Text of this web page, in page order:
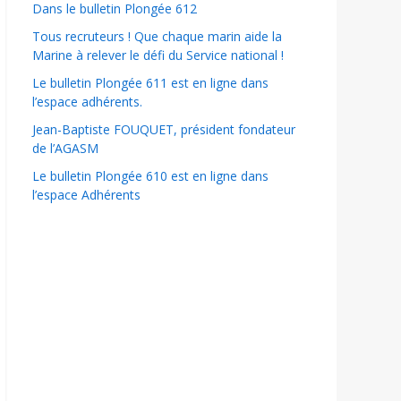
Dans le bulletin Plongée 612
Tous recruteurs ! Que chaque marin aide la
Marine à relever le défi du Service national !
Le bulletin Plongée 611 est en ligne dans
l’espace adhérents.
Jean-Baptiste FOUQUET, président fondateur
de l’AGASM
Le bulletin Plongée 610 est en ligne dans
l’espace Adhérents